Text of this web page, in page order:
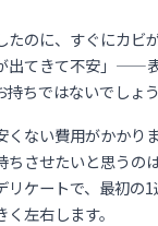
たのに、すぐにカビ
出てきて不安」——
ちではないでしょう
くない費用がかかり
させたいと思うの
リケートで、最初の
左右します。